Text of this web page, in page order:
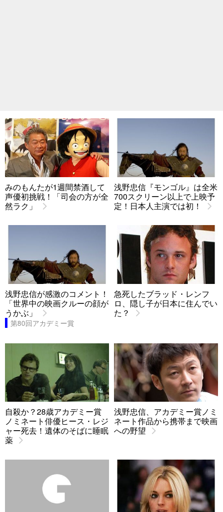
みのもんたが1週間禁酒して
声優初挑戦！「司会の方が全
然ラク」
浅野忠信『モンゴル』は全米
700スクリーン以上で上映予
定！日本人主演では初！
浅野忠信が感激のコメント！
「世界中の映画クルーの顔が
うかぶ」
第80回アカデミー賞
急死したブラッド・レンフ
ロ、隠し子が日本に住んでい
た？
自殺か？28歳アカデミー賞
ノミネート俳優ヒース・レジ
ャー死去！遺体のそばに睡眠
薬
浅野忠信、アカデミー賞ノミ
ネート作品から携帯まで映画
への野望